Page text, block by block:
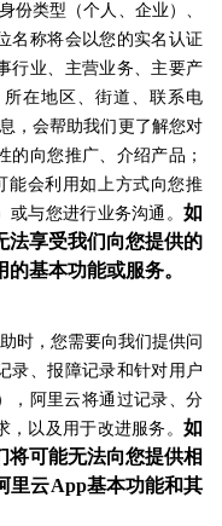
份类型（个人、企业）、
名称将会以您的实名认证
行业、主营业务、主要产
在地区、街道、联系电
，会帮助我们更了解您对
的向您推广、介绍产品；
能会利用如上方式向您推
与您进行业务沟通。 如
法享受我们向您提供的
基本功能或服务。
时，您需要向我们提供问
录、报障记录和针对用户
，阿里云将通过记录、分
以及用于改进服务。 如
将可能无法向您提供相
里云App基本功能和其